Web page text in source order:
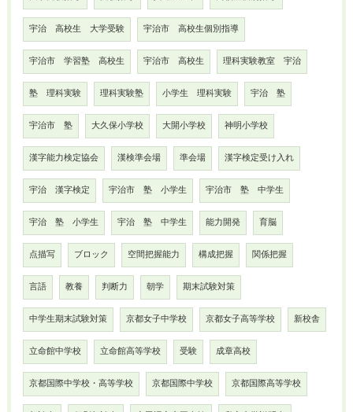
宇治 高校生 大学受験 宇治市 高校生個別指導
宇治市 学習塾 高校生 宇治市 高校生 理科実験教室 宇治
塾 理科実験 理科実験塾 小学生 理科実験 宇治 塾
宇治市 塾 大久保小学校 大開小学校 神明小学校
漢字能力検定協会 漢検準会場 準会場 漢字検定受け入れ
宇治 漢字検定 宇治市 塾 小学生 宇治市 塾 中学生
宇治 塾 小学生 宇治 塾 中学生 能力開発 育脳
点描写 ブロック 空間把握能力 構成把握 関係把握
言語 教養 判断力 朝学 期末試験対策
中学生期末試験対策 京都女子中学校 京都女子高等学校 新校舎
立命館中学校 立命館高等学校 受験 成章高校
京都国際中学校・高等学校 京都国際中学校 京都国際高等学校